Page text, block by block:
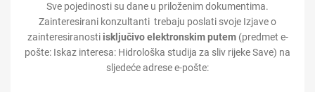
Sve pojedinosti su dane u priloženim dokumentima.
Zainteresirani konzultanti trebaju poslati svoje Izjave o
zainteresiranosti isključivo elektronskim putem(predmet e-
pošte: Iskaz interesa: Hidrološka studija za sliv rijeke Save) na
sljedeće adrese e-pošte: